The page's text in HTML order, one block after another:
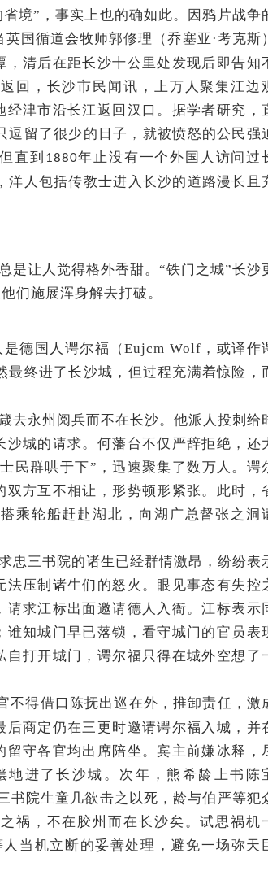
境”，事实上也的确如此。因鸦片战争
英国循道会牧师郭修理（乔塞亚·考克斯）
清后在距长沙十公里处发现后即告知
回，长沙市民闻讯，上万人聚集江边
津市沿长江返回汉口。据学者研究，
留了很少的日子，就被愤怒的公民强
直到 1880年止没有一个外国人访问过
洋人包括传教士进入长沙的道路漫长且
是让人觉得格外香甜。“铁门之城”长沙
们施展浑身解去打破。
德国人谔尔福（Eujcm Wolf，或译作
最终进了长沙城，但过程充满着惊险，
去永州阅兵而不在长沙。他派人投剌给
城的请求。何藩台不仅严辞拒绝，还
民群哄于下”，迅速聚集了数万人。谔
方互不相让，形势顿形紧张。此时，
乘轮船赶赴湖北，向湖广总督张之洞
忠三书院的诸生已经群情激昂，纷纷表
压制诸生们的怒火。眼见事态有失控
求江标出面邀请德人入衙。江标表示
知城门早已落锁，看守城门的官员表
打开城门，谔尔福只得在城外空想了
不得借口陈抚出巡在外，推卸责任，激
商定仍在三更时邀请谔尔福入城，并
守各官均出席陪坐。宾主前嫌冰释，
进了长沙城。次年，熊希龄上书陈
书院生童几欲击之以死，龄与伯严等犯
祸，不在胶州而在长沙矣。试思祸机
当机立断的妥善处理，避免一场弥天